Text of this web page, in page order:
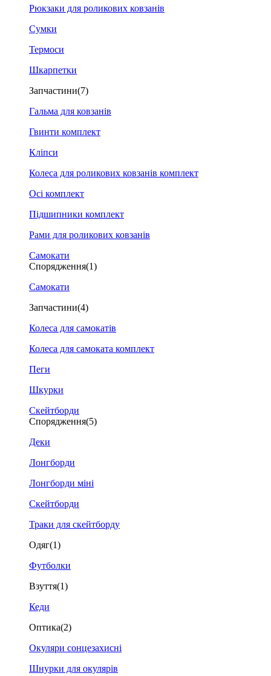
Рюкзаки для роликових ковзанів
Сумки
Термоси
Шкарпетки
Запчастини(7)
Гальма для ковзанів
Гвинти комплект
Кліпси
Колеса для роликових ковзанів комплект
Осі комплект
Підшипники комплект
Рами для роликових ковзанів
Самокати
Спорядження(1)
Самокати
Запчастини(4)
Колеса для самокатів
Колеса для самоката комплект
Пеги
Шкурки
Скейтборди
Спорядження(5)
Деки
Лонгборди
Лонгборди міні
Скейтборди
Траки для скейтборду
Одяг(1)
Футболки
Взуття(1)
Кеди
Оптика(2)
Окуляри сонцезахисні
Шнурки для окулярів